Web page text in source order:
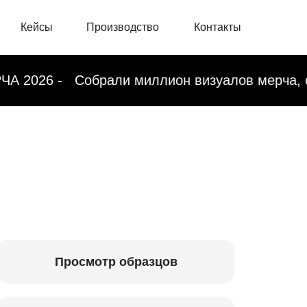
Контакты
Производство
Кейсы
миллион визуалов мерча, стикеров,
Просмотр образцов